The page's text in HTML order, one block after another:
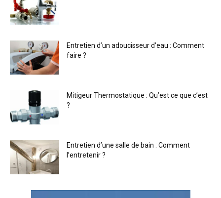
Entretien d’un adoucisseur d’eau : Comment
faire ?
Mitigeur Thermostatique : Qu’est ce que c’est
?
Entretien d’une salle de bain : Comment
l’entretenir ?